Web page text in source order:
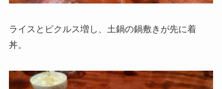
ライスとピクルス増し、土鍋の鍋敷きが先に着
丼。